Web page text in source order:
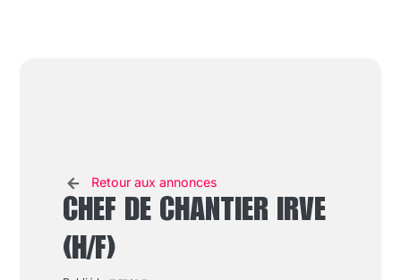
Retour aux annonces
CHEF DE CHANTIER IRVE
(H/F)